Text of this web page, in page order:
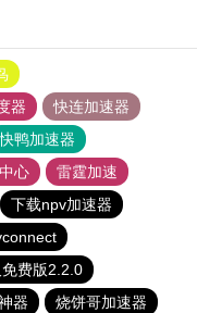
器
快连加速器
快鸭加速器
心
雷霆加速
下载npv加速器
费版2.2.0
器 烧饼哥加速器